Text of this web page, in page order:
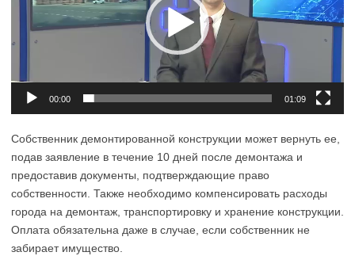
00:00 01:09
Собственник демонтированной конструкции может вернуть ее,
подав заявление в течение 10 дней после демонтажа и
предоставив документы, подтверждающие право
собственности. Также необходимо компенсировать расходы
города на демонтаж, транспортировку и хранение конструкции.
Оплата обязательна даже в случае, если собственник не
забирает имущество.